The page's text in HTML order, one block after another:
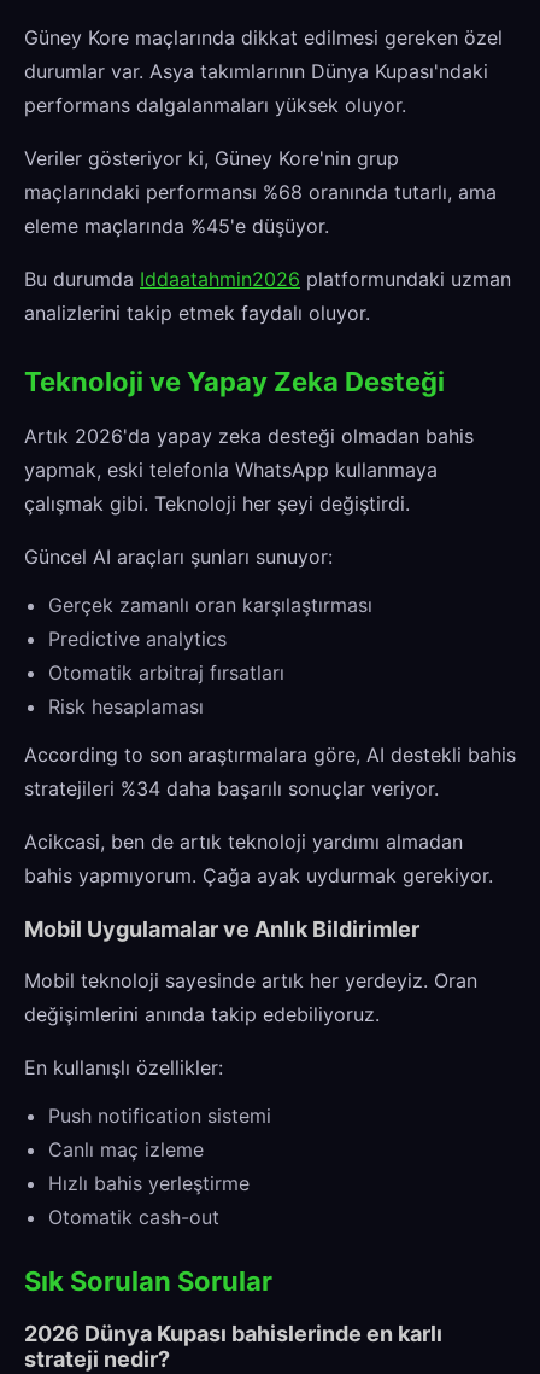
Güney Kore maçlarında dikkat edilmesi gereken özel
durumlar var. Asya takımlarının Dünya Kupası'ndaki
performans dalgalanmaları yüksek oluyor.
Veriler gösteriyor ki, Güney Kore'nin grup
maçlarındaki performansı %68 oranında tutarlı, ama
eleme maçlarında %45'e düşüyor.
Bu durumda Iddaatahmin2026 platformundaki uzman
analizlerini takip etmek faydalı oluyor.
Teknoloji ve Yapay Zeka Desteği
Artık 2026'da yapay zeka desteği olmadan bahis
yapmak, eski telefonla WhatsApp kullanmaya
çalışmak gibi. Teknoloji her şeyi değiştirdi.
Güncel AI araçları şunları sunuyor:
Gerçek zamanlı oran karşılaştırması
Predictive analytics
Otomatik arbitraj fırsatları
Risk hesaplaması
According to son araştırmalara göre, AI destekli bahis
stratejileri %34 daha başarılı sonuçlar veriyor.
Acikcasi, ben de artık teknoloji yardımı almadan
bahis yapmıyorum. Çağa ayak uydurmak gerekiyor.
Mobil Uygulamalar ve Anlık Bildirimler
Mobil teknoloji sayesinde artık her yerdeyiz. Oran
değişimlerini anında takip edebiliyoruz.
En kullanışlı özellikler:
Push notification sistemi
Canlı maç izleme
Hızlı bahis yerleştirme
Otomatik cash-out
Sık Sorulan Sorular
2026 Dünya Kupası bahislerinde en karlı
strateji nedir?